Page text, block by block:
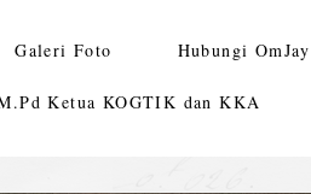
Galeri Foto Hubungi OmJay
Ketua KOGTIK dan KKA